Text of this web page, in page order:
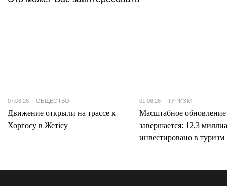
07.08.26 ОБЩЕСТВО
Движение открыли на трассе к
Хоргосу в Жетісу
01.08.26 ТУРИЗМ
Масштабное
завершается: 12,3
инвестировано в туризм